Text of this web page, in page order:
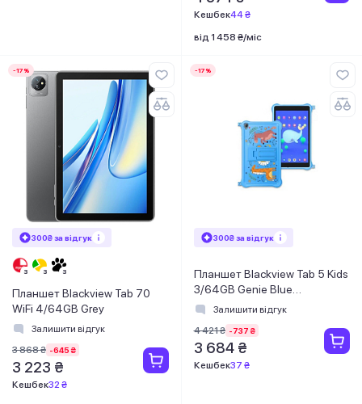
Кешбек44 ₴
від 1 458 ₴/міс
-17%
300₴ за відгук
Планшет Blackview Tab 70
WiFi 4/64GB Grey
Залишити відгук
3 868 ₴ -645 ₴
3 223 ₴
Кешбек32 ₴
-17%
300₴ за відгук
Планшет Blackview Tab 5 Kids
3/64GB Genie Blue
(6931548312208)
Залишити відгук
4 421 ₴ -737 ₴
3 684 ₴
Кешбек37 ₴